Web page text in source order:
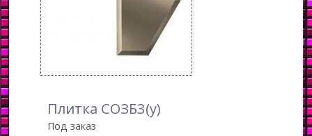
Плитка СОЗБ3(у)
Под заказ